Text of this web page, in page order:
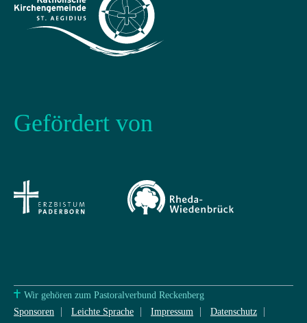
Gefördert von
Wir gehören zum Pastoralverbund Reckenberg
Sponsoren
Leichte Sprache Impressum Datenschutz